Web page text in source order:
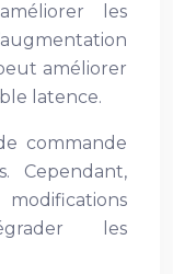
les
améliorer
latence.
commande
Cependant,
les